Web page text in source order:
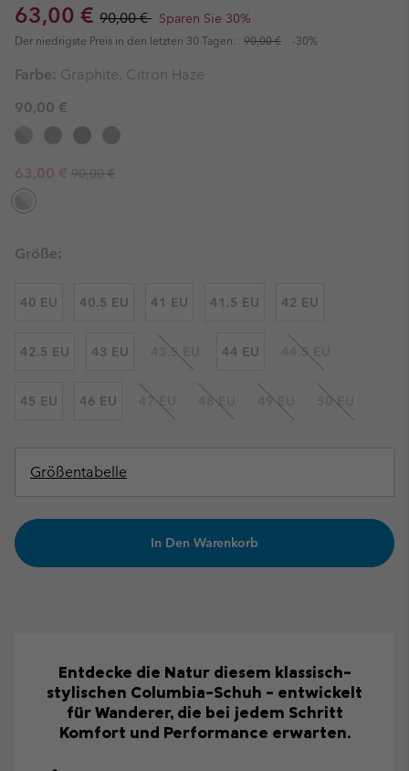
Sale price:
63,00 € Regular price:
90,00 € Sparen Sie 30%
Der niedrigste Preis in den letzten 30 Tagen: 90,00 € -30%
Farbe: Graphite, Citron Haze
90,00 €
Sale price:
63,00 € Regular price:
90,00 €
Größe:
40 EU 40.5 EU 41 EU 41.5 EU 42 EU
42.5 EU 43 EU 43.5 EU 44 EU 44.5 EU
45 EU 46 EU 47 EU 48 EU 49 EU 50 EU
Größentabelle
In Den Warenkorb
Entdecke die Natur diesem klassisch-
stylischen Columbia-Schuh – entwickelt
für Wanderer, die bei jedem Schritt
Komfort und Performance erwarten.